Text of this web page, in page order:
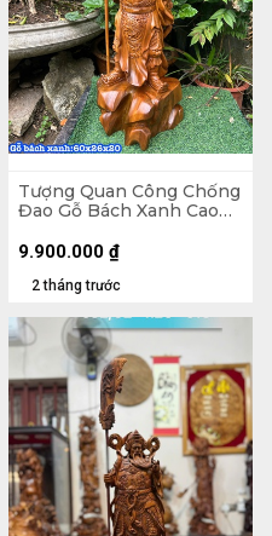
Tượng Quan Công Chống
Đao Gỗ Bách Xanh Cao
2 tháng trước
9.900.000 ₫